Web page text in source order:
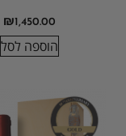
₪1,450.00
הוספה לסל